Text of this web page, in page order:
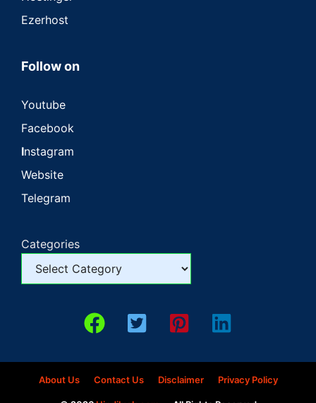
Ezerhost
Follow on
Youtube
Facebook
Instagram
Website
Telegram
Categories
About Us Contact Us Disclaimer Privacy Policy